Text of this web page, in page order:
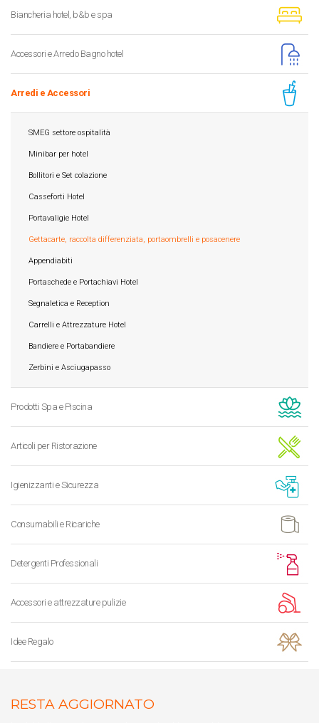
Biancheria hotel, b&b e spa
Accessori e Arredo Bagno hotel
Arredi e Accessori
SMEG settore ospitalità
Minibar per hotel
Bollitori e Set colazione
Casseforti Hotel
Portavaligie Hotel
Gettacarte, raccolta differenziata, portaombrelli e posacenere
Appendiabiti
Portaschede e Portachiavi Hotel
Segnaletica e Reception
Carrelli e Attrezzature Hotel
Bandiere e Portabandiere
Zerbini e Asciugapasso
Prodotti Spa e Piscina
Articoli per Ristorazione
Igienizzanti e Sicurezza
Consumabili e Ricariche
Detergenti Professionali
Accessori e attrezzature pulizie
Idee Regalo
RESTA AGGIORNATO